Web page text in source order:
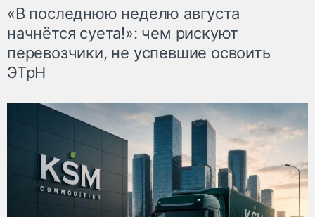
«В последнюю неделю августа
начнётся суета!»: чем рискуют
перевозчики, не успевшие освоить
ЭТрН